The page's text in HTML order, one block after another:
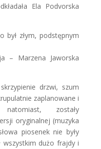
Ela Podvorska
był złym, podstępnym
– Marzena Jaworska
drzwi, szum
zaplanowane i
zostały
oryginalnej (muzyka
piosenek nie były
wszystkim dużo frajdy i